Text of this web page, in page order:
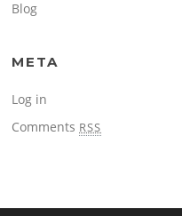
Blog
META
Log in
Comments RSS